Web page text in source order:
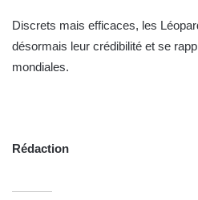
Discrets mais efficaces, les
désormais leur crédibilité et se
mondiales.
Rédaction